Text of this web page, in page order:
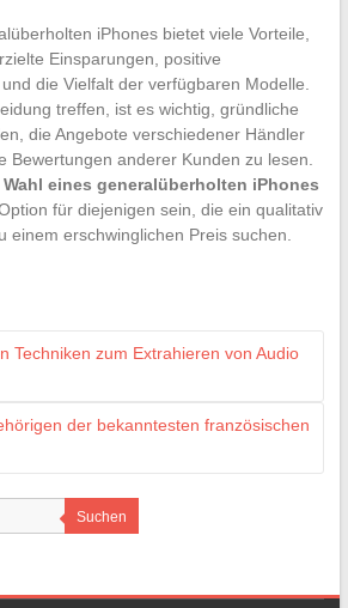
iPhones bietet viele Vorteile,
Einsparungen, positive
die Vielfalt der verfügbaren Modelle.
treffen, ist es wichtig, gründliche
die Angebote verschiedener Händler
Bewertungen anderer Kunden zu lesen.
eines generalüberholten iPhones
für diejenigen sein, die ein qualitativ
einem erschwinglichen Preis suchen.
Techniken zum Extrahieren von Audio
der bekanntesten französischen
Suchen